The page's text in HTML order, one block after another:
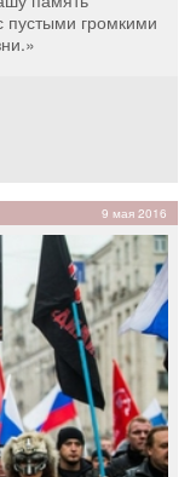
пустыми громкими
9 мая 2016